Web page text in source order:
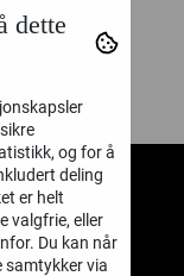
dette
og for å
deling
er helt
valgfrie, eller
Du kan når
samtykker via